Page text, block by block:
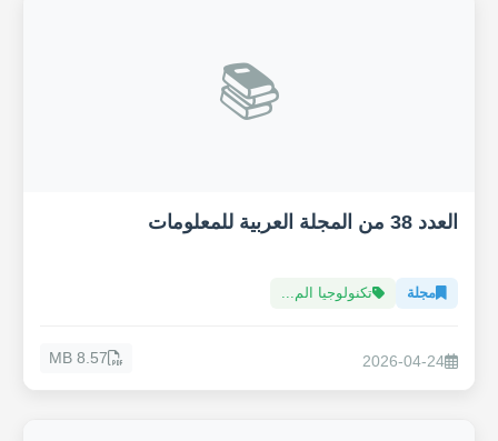
📚
العدد 38 من المجلة العربية للمعلومات
مجلة تكنولوجيا الم...
2026-04-24
8.57 MB